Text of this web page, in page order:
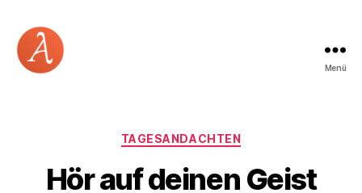
Menü
Kategorien
TAGESANDACHTEN
Hör auf deinen Geist